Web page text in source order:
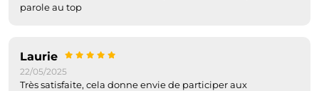
parole au top
Laurie
22/05/2025
Très satisfaite, cela donne envie de participer aux